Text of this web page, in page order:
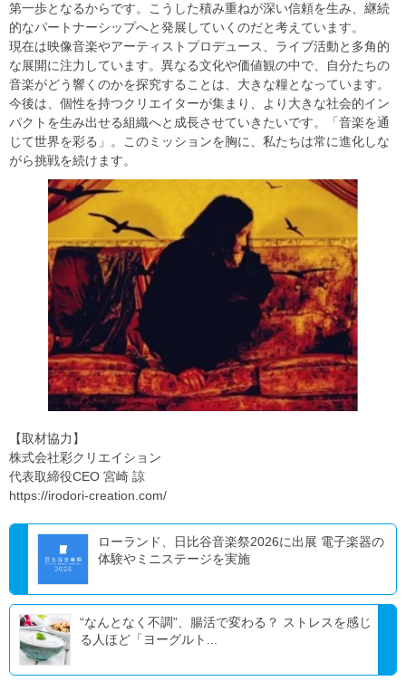
第一歩となるからです。こうした積み重ねが深い信頼を生み、継続
的なパートナーシップへと発展していくのだと考えています。
現在は映像音楽やアーティストプロデュース、ライブ活動と多角的
な展開に注力しています。異なる文化や価値観の中で、自分たちの
音楽がどう響くのかを探究することは、大きな糧となっています。
今後は、個性を持つクリエイターが集まり、より大きな社会的イン
パクトを生み出せる組織へと成長させていきたいです。「音楽を通
じて世界を彩る」。このミッションを胸に、私たちは常に進化しな
がら挑戦を続けます。
【取材協力】
株式会社彩クリエイション
代表取締役CEO 宮崎 諒
https://irodori-creation.com/
ローランド、日比谷音楽祭2026に出展 電子楽器の
体験やミニステージを実施
“なんとなく不調”、腸活で変わる？ ストレスを感じ
る人ほど「ヨーグルト...